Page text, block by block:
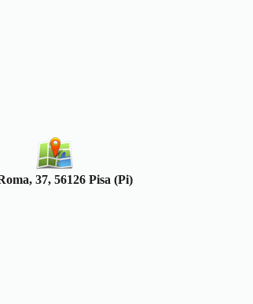
37, 56126 Pisa (Pi)